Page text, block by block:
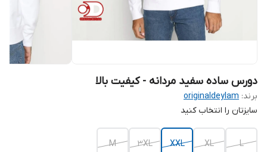
دورس ساده سفید مردانه - کیفیت بالا
برند: originaldeylam
سایزتان را انتخاب کنید
L
XL
XXL
3XL
M